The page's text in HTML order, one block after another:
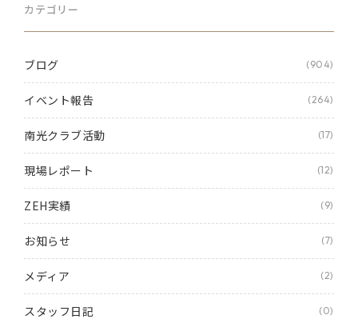
カテゴリー
ブログ (904)
イベント報告 (264)
南光クラブ活動 (17)
現場レポート (12)
ZEH実績 (9)
お知らせ (7)
メディア (2)
スタッフ日記 (0)